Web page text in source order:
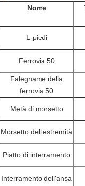
Nome
L-piedi
Ferrovia 50
Falegname della
ferrovia 50
Metà di morsetto
Morsetto dell'estremità
Piatto di interramento
Interramento dell'ansa